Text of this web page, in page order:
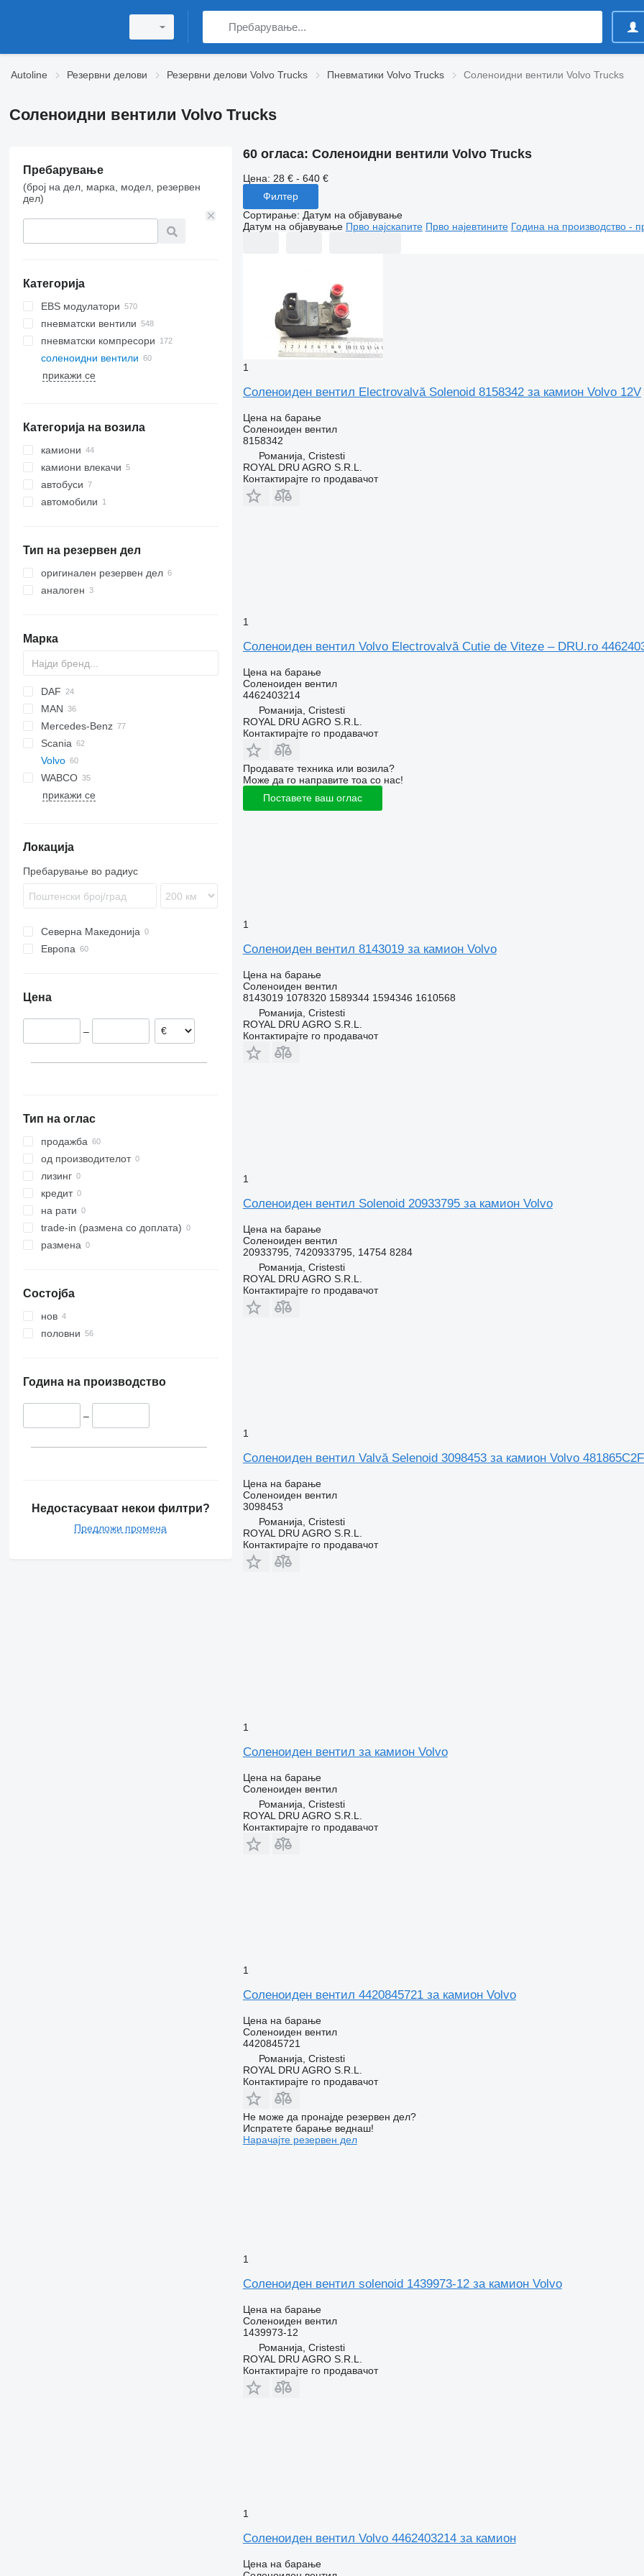
Autoline Резервни делови Резервни делови Volvo Trucks Пневматики Volvo Trucks Соленоидни вентили Volvo Trucks
Соленоидни вентили Volvo Trucks
Пребарување
(број на дел, марка, модел, резервен
дел)
Категорија
EBS модулатори
пневматски вентили
пневматски компресори
соленоидни вентили
прикажи се
Категорија на возила
камиони
камиони влекачи
автобуси
автомобили
Тип на резервен дел
оригинален резервен дел
аналоген
Марка
DAF
CF
XF
Eurotrakker
S-Way
Stralis
MAN
A-series
LE
Lion's series
TGA
TGL
TGX
Mercedes-Benz
A-Class
Actros
Antos
Arocs
O-series
Midlum
Premium
T-series
Scania
R-series
Avensis
Volvo
B-series
B7
B12
FH
VNL
WABCO
прикажи се
Локација
Пребарување во радиус
Северна Македонија
Европа
Португалија
Полска
Цена
–
Тип на оглас
продажба
од производителот
лизинг
кредит
на рати
trade-in (размена со доплата)
размена
Состојба
нов
половни
Година на производство
–
Недостасуваат некои филтри?
Предложи промена
60 огласа: Соленоидни вентили Volvo Trucks
Цена: 28 € - 640 €
Филтер
Сортирање: Датум на објавување
Датум на објавување Прво најскапите Прво најевтините Година на производство -
1
Соленоиден вентил Electrovalvă Solenoid 8158342 за камион Volvo 12V
Цена на барање
Соленоиден вентил
8158342
Романија, Cristesti
ROYAL DRU AGRO S.R.L.
Контактирајте го продавачот
1
Соленоиден вентил Volvo Electrovalvă Cutie de Viteze – DRU.ro
Цена на барање
Соленоиден вентил
4462403214
Романија, Cristesti
ROYAL DRU AGRO S.R.L.
Контактирајте го продавачот
Продавате техника или возила?
Може да го направите тоа со нас!
Поставете ваш оглас
1
Соленоиден вентил 8143019 за камион Volvo
Цена на барање
Соленоиден вентил
8143019 1078320 1589344 1594346 1610568
Романија, Cristesti
ROYAL DRU AGRO S.R.L.
Контактирајте го продавачот
1
Соленоиден вентил Solenoid 20933795 за камион Volvo
Цена на барање
Соленоиден вентил
20933795, 7420933795, 14754 8284
Романија, Cristesti
ROYAL DRU AGRO S.R.L.
Контактирајте го продавачот
1
Соленоиден вентил Valvă Selenoid 3098453 за камион Volvo
Цена на барање
Соленоиден вентил
3098453
Романија, Cristesti
ROYAL DRU AGRO S.R.L.
Контактирајте го продавачот
1
Соленоиден вентил за камион Volvo
Цена на барање
Соленоиден вентил
Романија, Cristesti
ROYAL DRU AGRO S.R.L.
Контактирајте го продавачот
1
Соленоиден вентил 4420845721 за камион Volvo
Цена на барање
Соленоиден вентил
4420845721
Романија, Cristesti
ROYAL DRU AGRO S.R.L.
Контактирајте го продавачот
Не може да пронајде резервен дел?
Испратете барање веднаш!
Нарачајте резервен дел
1
Соленоиден вентил solenoid 1439973-12 за камион Volvo
Цена на барање
Соленоиден вентил
1439973-12
Романија, Cristesti
ROYAL DRU AGRO S.R.L.
Контактирајте го продавачот
1
Соленоиден вентил Volvo 4462403214 за камион
Цена на барање